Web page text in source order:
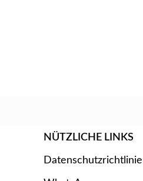
NÜTZLICHE LINKS
Datenschutzrichtlinie